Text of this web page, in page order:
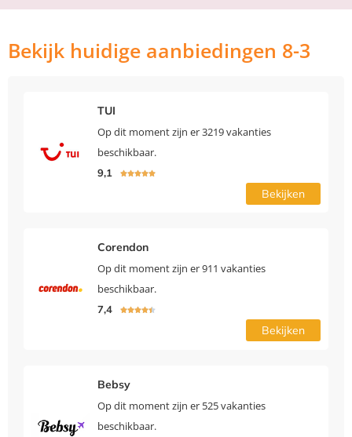
Bekijk huidige aanbiedingen 8-3
TUI
Op dit moment zijn er 3219 vakanties
beschikbaar.
9,1 
Bekijken
Corendon
Op dit moment zijn er 911 vakanties
beschikbaar.
7,4 
Bekijken
Bebsy
Op dit moment zijn er 525 vakanties
beschikbaar.